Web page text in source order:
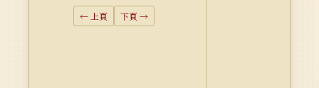
← 上頁 下頁 →